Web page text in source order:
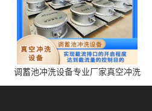
调蓄池冲洗设备专业厂家真空冲洗
装置厂家青岛铭源环保减少堵塞设